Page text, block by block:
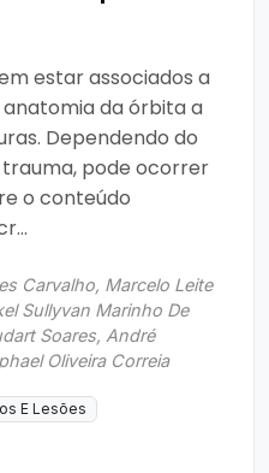
estar associados a
da órbita a
Dependendo do
pode ocorrer
o conteúdo
Carvalho, Marcelo Leite
Sullyvan Marinho De
Soares, André
Oliveira Correia
E Lesões